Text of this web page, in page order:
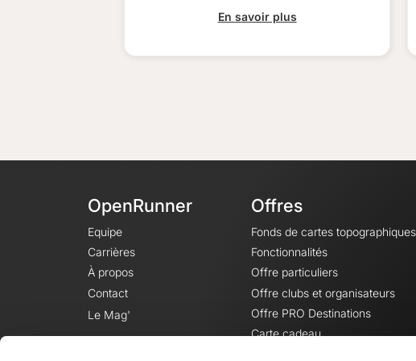
En savoir plus
OpenRunner
Equipe
Carrières
À propos
Contact
Le Mag'
Offres
Fonds de cartes topographiques
Fonctionnalités
Offre particuliers
Offre clubs et organisateurs
Offre PRO Destinations
Carte cadeau